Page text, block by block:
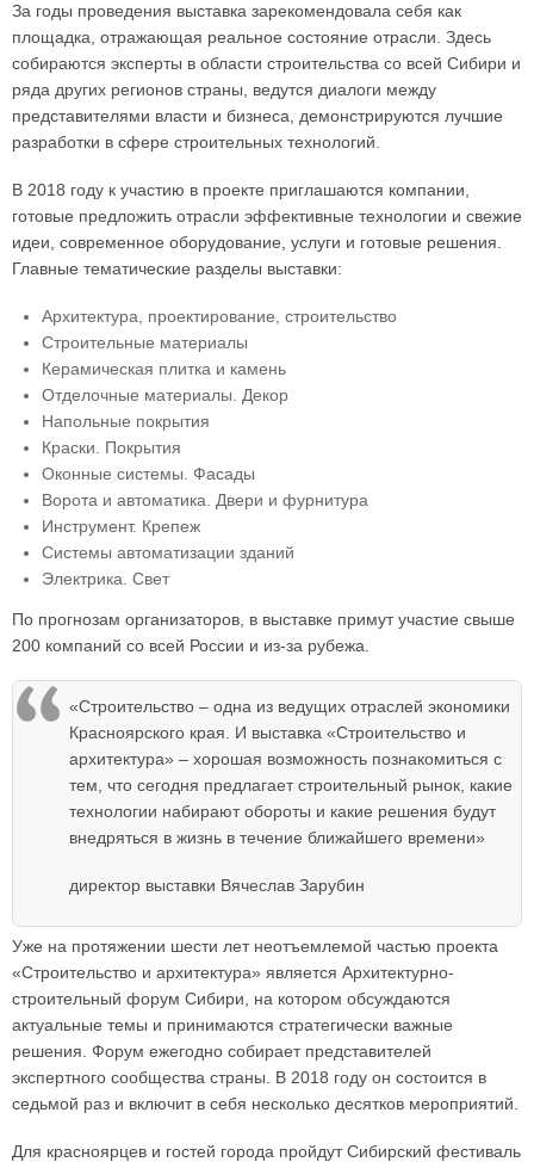
За годы проведения выставка зарекомендовала себя как
площадка, отражающая реальное состояние отрасли. Здесь
собираются эксперты в области строительства со всей Сибири и
ряда других регионов страны, ведутся диалоги между
представителями власти и бизнеса, демонстрируются лучшие
разработки в сфере строительных технологий.
В 2018 году к участию в проекте приглашаются компании,
готовые предложить отрасли эффективные технологии и свежие
идеи, современное оборудование, услуги и готовые решения.
Главные тематические разделы выставки:
Архитектура, проектирование, строительство
Строительные материалы
Керамическая плитка и камень
Отделочные материалы. Декор
Напольные покрытия
Краски. Покрытия
Оконные системы. Фасады
Ворота и автоматика. Двери и фурнитура
Инструмент. Крепеж
Системы автоматизации зданий
Электрика. Свет
По прогнозам организаторов, в выставке примут участие свыше
200 компаний со всей России и из-за рубежа.
«Строительство – одна из ведущих отраслей экономики
Красноярского края. И выставка «Строительство и
архитектура» – хорошая возможность познакомиться с
тем, что сегодня предлагает строительный рынок, какие
технологии набирают обороты и какие решения будут
внедряться в жизнь в течение ближайшего времени»
директор выставки Вячеслав Зарубин
Уже на протяжении шести лет неотъемлемой частью проекта
«Строительство и архитектура» является Архитектурно-
строительный форум Сибири, на котором обсуждаются
актуальные темы и принимаются стратегически важные
решения. Форум ежегодно собирает представителей
экспертного сообщества страны. В 2018 году он состоится в
седьмой раз и включит в себя несколько десятков мероприятий.
Для красноярцев и гостей города пройдут Сибирский фестиваль